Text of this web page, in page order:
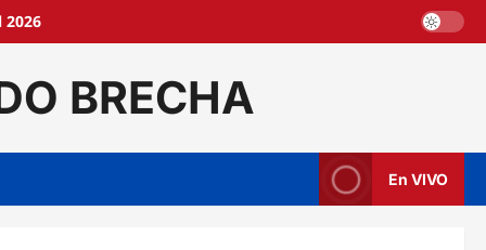
2026
BRECHA
En VIVO